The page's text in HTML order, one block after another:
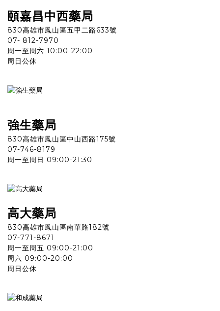
頤嘉昌中西藥局
830高雄市鳳山區五甲二路633號
07- 812-7970
周一至周六 10:00-22:00
周日公休
強生藥局
830高雄市鳳山區中山西路175號
07-746-8179
周一至周日 09:00-21:30
高大藥局
830高雄市鳳山區南華路182號
07-771-8671
周一至周五 09:00-21:00
周六 09:00-20:00
周日公休